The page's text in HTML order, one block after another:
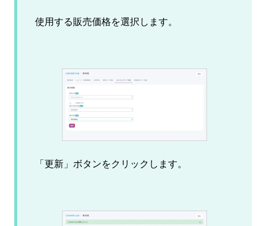
使用する販売価格を選択します。
「更新」ボタンをクリックします。